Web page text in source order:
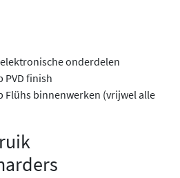
onderdelen
PVD finish
Flühs binnenwerken (vrijwel alle